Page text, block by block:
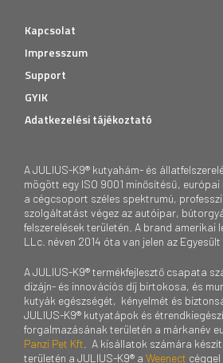
Kapcsolat
Impresszum
Support
GYIK
Adatkezelési tájékoztató
A JULIUS-K9® kutyahám- és
mögött egy ISO 9001 minősítésű,
a cégcsoport széles spektrumú,
szolgáltatást végez az autóipar,
felszerelések területén. A brand amerikai
LLc. néven 2014 óta van jelen az Egyesült
A JULIUS-K9® termékfejlesztő csapata
dizájn- és innovációs díj birtokosa, és
kutyák egészségét, kényelmét és
JULIUS-K9® kutyatápok és
forgalmazásának területén a márkanév
Panzi Pet Kft . A kisállatok számára
területén a JULIUS-K9® a Weenect